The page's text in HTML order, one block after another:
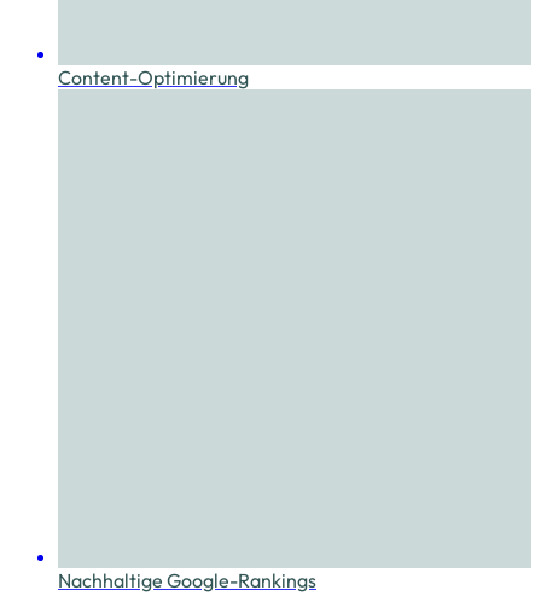
Content-Optimierung
Nachhaltige Google-Rankings